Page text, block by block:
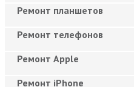
Ремонт планшетов
Ремонт телефонов
Ремонт Apple
Ремонт iPhone